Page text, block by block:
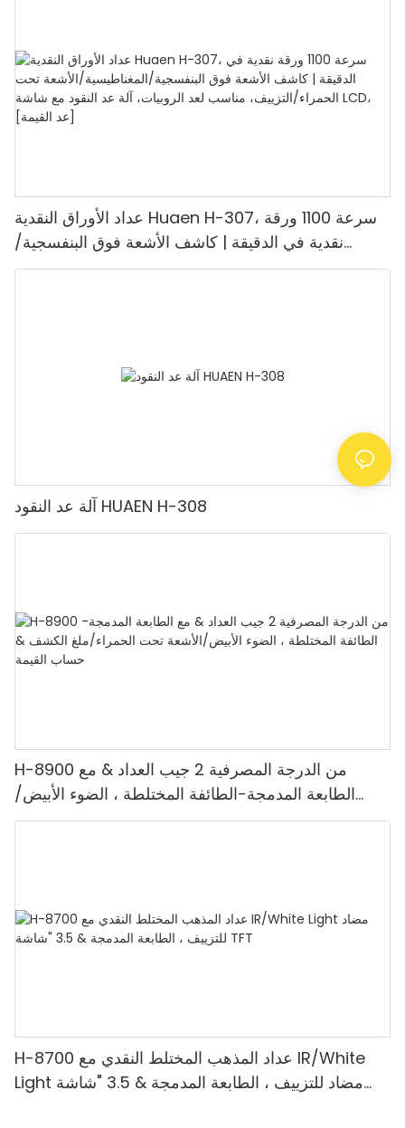
عداد الأوراق النقدية Huaen H-307، سرعة 1100 ورقة
نقدية في الدقيقة | كاشف الأشعة فوق البنفسجية/
المغناطيسية/الأشعة تحت الحمراء/التزييف، مناسب لعد
آلة عد النقود HUAEN H-308
H-8900 من الدرجة المصرفية 2 جيب العداد & مع
الطابعة المدمجة-الطائفة المختلطة ، الضوء الأبيض/
الأشعة تحت الحمراء/ملغ الكشف & حساب القيمة
H-8700 عداد المذهب المختلط النقدي مع IR/White
Light مضاد للتزييف ، الطابعة المدمجة & 3.5 "شاشة